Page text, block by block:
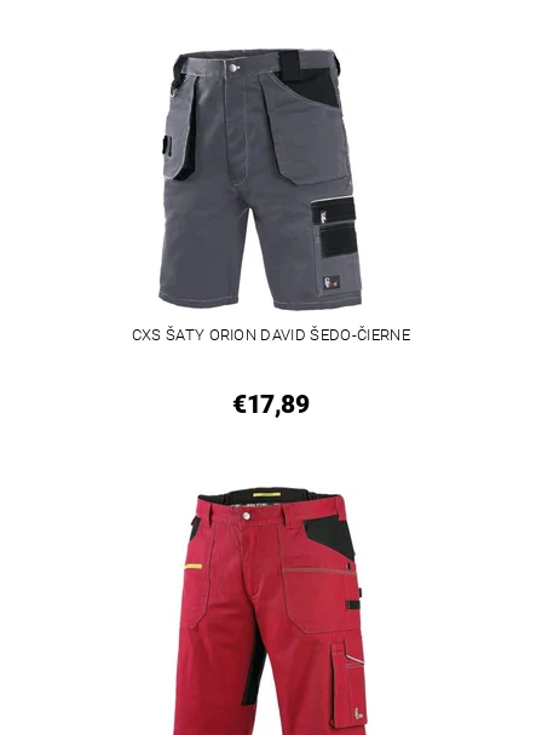
CXS ŠATY ORION DAVID ŠEDO-ČIERNE
€17,89